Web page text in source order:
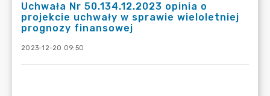
Uchwała Nr 50.134.12.2023 opinia o
projekcie uchwały w sprawie wieloletniej
prognozy finansowej
2023-12-20 09:50